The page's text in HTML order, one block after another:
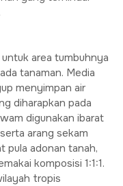
area tumbuhnya
tanaman. Media
menyimpan air
diharapkan pada
digunakan ibarat
arang sekam
pula adonan tanah,
komposisi 1:1:1.
tropis